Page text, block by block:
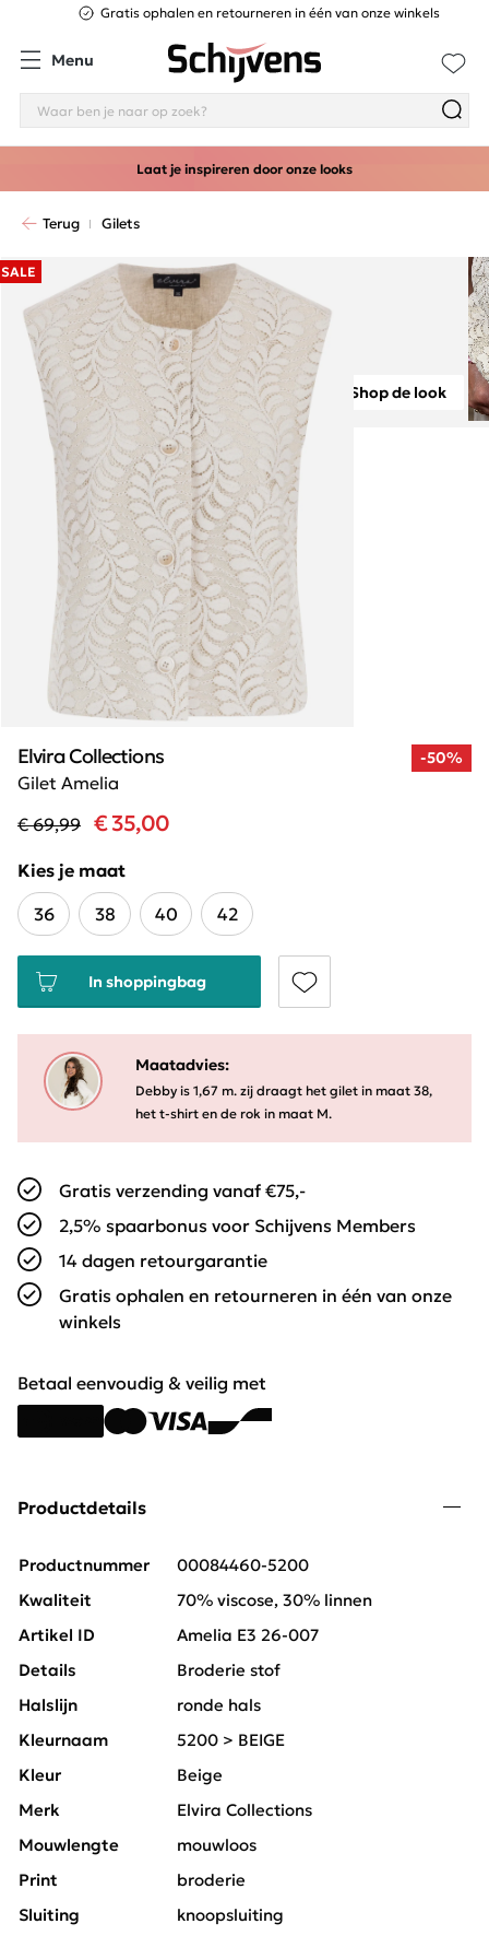
Gratis ophalen en retourneren in één van onze winkels
Menu
Laat je inspireren door onze looks
Terug Gilets
SALE
Shop de look
-50%
Gilet Amelia
Elvira Collections
€ 69,99 € 35,00
Kies je maat
36
38 40 42
In shoppingbag
Maatadvies:
Debby is 1,67 m. zij draagt het gilet in maat 38,
het t-shirt en de rok in maat M.
Gratis verzending vanaf €75,-
2,5% spaarbonus voor Schijvens Members
14 dagen retourgarantie
Gratis ophalen en retourneren in één van onze
winkels
Betaal eenvoudig & veilig met
Productdetails
Productnummer
00084460-5200
Kwaliteit
70% viscose, 30% linnen
Artikel ID
Amelia E3 26-007
Details
Broderie stof
Halslijn
ronde hals
Kleurnaam
5200 > BEIGE
Kleur
Beige
Merk
Elvira Collections
Mouwlengte
mouwloos
Print
broderie
Sluiting
knoopsluiting